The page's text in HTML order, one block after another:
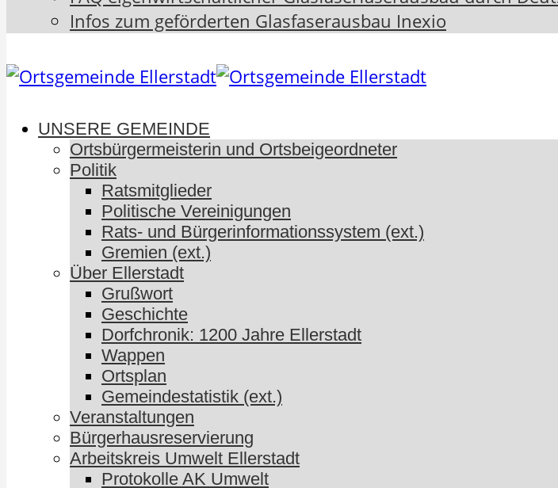
Infos zum geförderten Glasfaserausbau Inexio
UNSERE GEMEINDE
Ortsbürgermeisterin und Ortsbeigeordneter
Politik
Ratsmitglieder
Politische Vereinigungen
Rats- und Bürgerinformationssystem (ext.)
Gremien (ext.)
Über Ellerstadt
Grußwort
Geschichte
Dorfchronik: 1200 Jahre Ellerstadt
Wappen
Ortsplan
Gemeindestatistik (ext.)
Veranstaltungen
Bürgerhausreservierung
Arbeitskreis Umwelt Ellerstadt
Protokolle AK Umwelt